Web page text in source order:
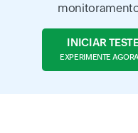
monitoramento
INICIAR
EXPERIMENTE